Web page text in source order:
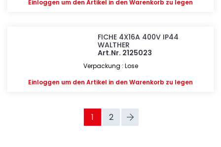
Einloggen um den Artikel in den Warenkorb zu legen
FICHE 4X16A 400V IP44
WALTHER
Art.Nr. 2125023
Verpackung : Lose
Einloggen um den Artikel in den Warenkorb zu legen
1 2